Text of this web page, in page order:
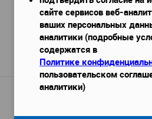
Габариты
3 091
7 418 руб.
Подробнее
сайте сервисов веб-
ваших персональных
аналитики (подробные
содержатся в
Политике
пользовательском
аналитики)